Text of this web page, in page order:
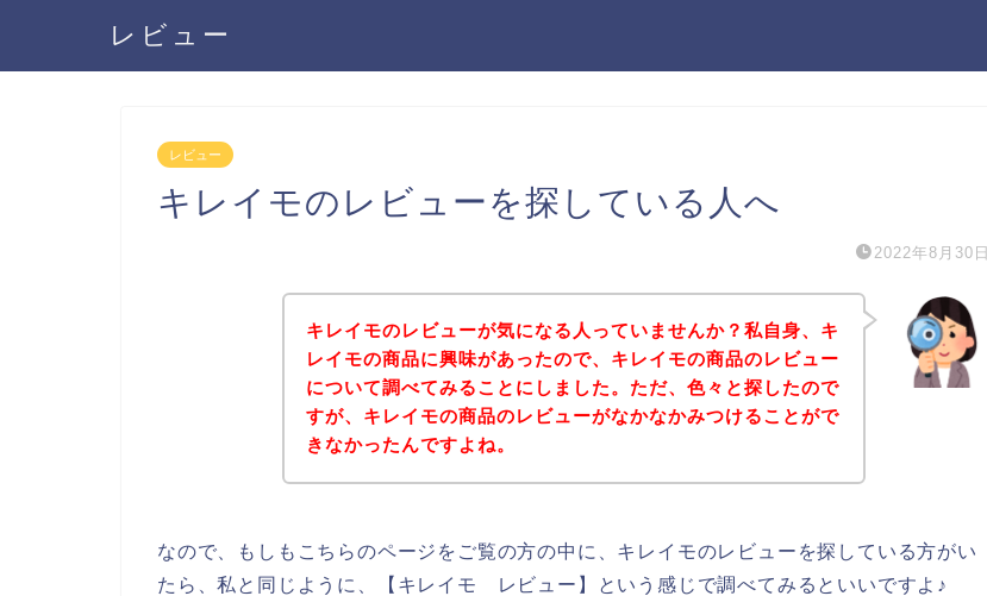
レビュー
レビュー
キレイモのレビューを探している人へ
2022年8月30日
キレイモのレビューが気になる人っていませんか？私自身、キ
レイモの商品に興味があったので、キレイモの商品のレビュー
について調べてみることにしました。ただ、色々と探したので
すが、キレイモの商品のレビューがなかなかみつけることがで
きなかったんですよね。
なので、もしもこちらのページをご覧の方の中に、キレイモのレビューを探している方がい
たら、私と同じように、【キレイモ レビュー】という感じで調べてみるといいですよ♪